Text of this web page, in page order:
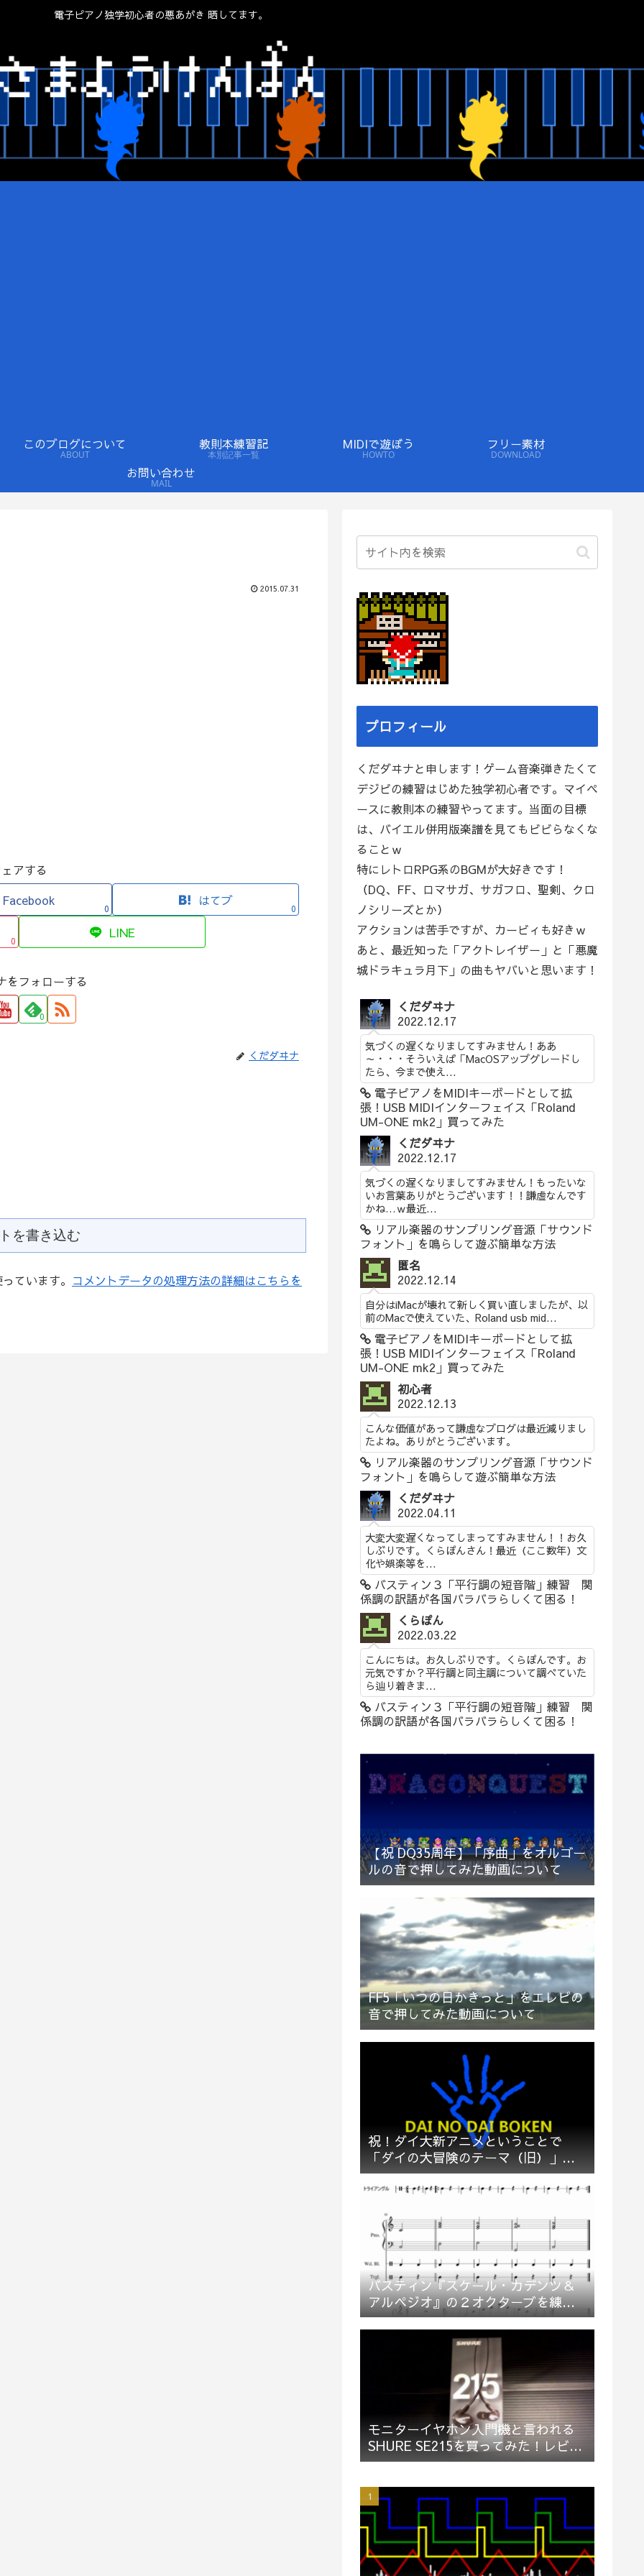
電子ピアノ独学初心者の悪あがき 晒してます。
このブログについて
ABOUT
教則本練習記
本別記事一覧
MIDIで遊ぼう
HOWTO
フリー素材
DOWNLOAD
お問い合わせ
MAIL
2015.07.31
アする
Facebook
0
はてブ
0
0
LINE
をフォローする
0
くだダヰナ
を書き込む
ています。 コメントデータの処理方法の詳細はこちらを
プロフィール
くだダヰナと申します！ゲーム音楽弾きたくて
デジピの練習はじめた独学初心者です。マイペ
ースに教則本の練習やってます。当面の目標
は、バイエル併用版楽譜を見てもビビらなくな
ることｗ
特にレトロRPG系のBGMが大好きです！
（DQ、FF、ロマサガ、サガフロ、聖剣、クロ
ノシリーズとか）
アクションは苦手ですが、カービィも好きｗ
あと、最近知った「アクトレイザー」と「悪魔
城ドラキュラ月下」の曲もヤバいと思います！
くだダヰナ
2022.12.17
気づくの遅くなりましてすみません！ああ
～・・・そういえば「MacOSアップグレードし
たら、今まで使え...
電子ピアノをMIDIキーボードとして拡
張！USB MIDIインターフェイス「Roland
UM-ONE mk2」買ってみた
くだダヰナ
2022.12.17
気づくの遅くなりましてすみません！もったいな
いお言葉ありがとうございます！！謙虚なんです
かね…ｗ最近...
リアル楽器のサンプリング音源「サウンド
フォント」を鳴らして遊ぶ簡単な方法
匿名
2022.12.14
自分はiMacが壊れて新しく買い直しましたが、以
前のMacで使えていた、Roland usb mid...
電子ピアノをMIDIキーボードとして拡
張！USB MIDIインターフェイス「Roland
UM-ONE mk2」買ってみた
初心者
2022.12.13
こんな価値があって謙虚なブログは最近減りまし
たよね。ありがとうございます。
リアル楽器のサンプリング音源「サウンド
フォント」を鳴らして遊ぶ簡単な方法
くだダヰナ
2022.04.11
大変大変遅くなってしまってすみません！！お久
しぶりです。くらぽんさん！最近（ここ数年）文
化や娯楽等を...
バスティン３「平行調の短音階」練習 関
係調の訳語が各国バラバラらしくて困る！
くらぽん
2022.03.22
こんにちは。お久しぶりです。くらぽんです。お
元気ですか？平行調と同主調について調べていた
ら辿り着きま...
バスティン３「平行調の短音階」練習 関
係調の訳語が各国バラバラらしくて困る！
【祝 DQ35周年】「序曲」をオルゴー
ルの音で押してみた動画について
FF5「いつの日かきっと」をエレピの
音で押してみた動画について
祝！ダイ大新アニメということで
「ダイの大冒険のテーマ（旧）」多
重録音でお祝い＆応援してみた
バスティン『スケール・カデンツ＆
アルペジオ』の２オクターブを練習
してみた
モニターイヤホン入門機と言われる
SHURE SE215を買ってみた！レビュ
ー